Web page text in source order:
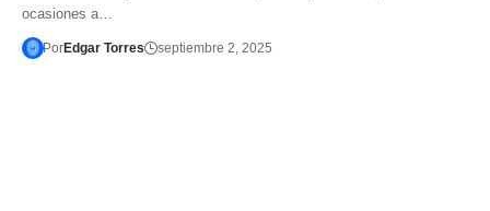
ocasiones a…
PorEdgar Torres septiembre 2, 2025